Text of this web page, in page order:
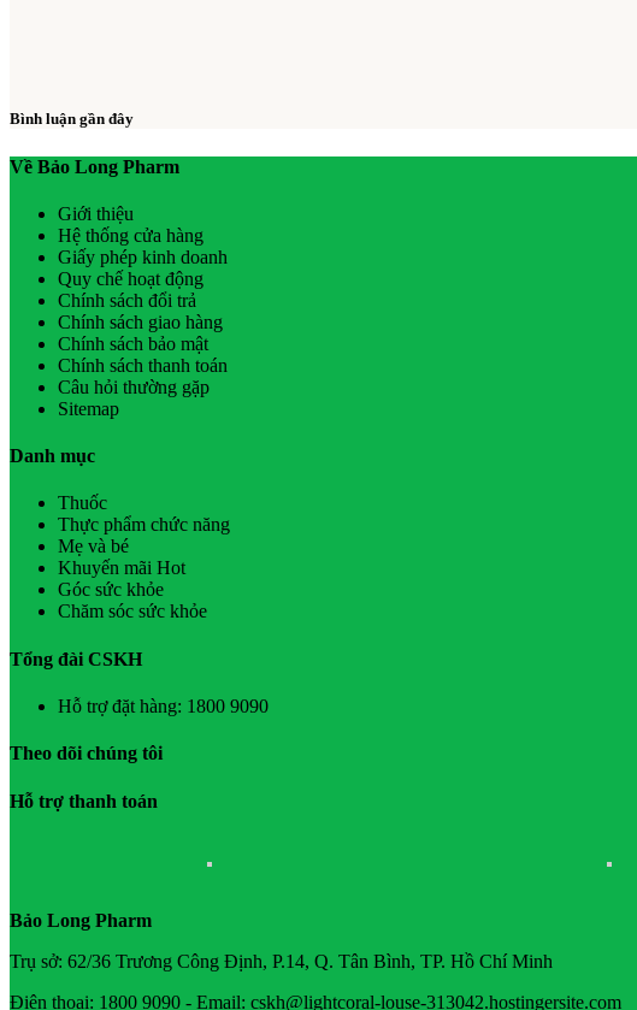
Bình luận gần đây
Về Bảo Long Pharm
Giới thiệu
Hệ thống cửa hàng
Giấy phép kinh doanh
Quy chế hoạt động
Chính sách đổi trả
Chính sách giao hàng
Chính sách bảo mật
Chính sách thanh toán
Câu hỏi thường gặp
Sitemap
Danh mục
Thuốc
Thực phẩm chức năng
Mẹ và bé
Khuyến mãi Hot
Góc sức khỏe
Chăm sóc sức khỏe
Tổng đài CSKH
Hỗ trợ đặt hàng: 1800 9090
Theo dõi chúng tôi
Hỗ trợ thanh toán
Bảo Long Pharm
Trụ sở: 62/36 Trương Công Định, P.14, Q. Tân Bình, TP. Hồ Chí Minh
Điện thoại: 1800 9090 - Email: cskh@lightcoral-louse-313042.hostingersite.com